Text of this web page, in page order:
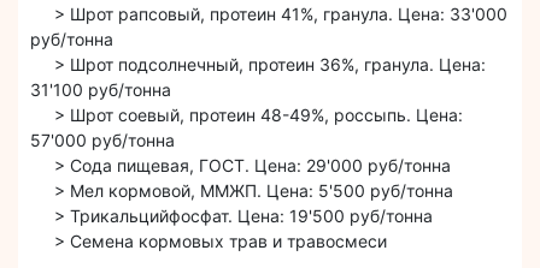
> Шрот рапсовый, протеин 41%, гранула. Цена: 33'000
руб/тонна
> Шрот подсолнечный, протеин 36%, гранула. Цена:
31'100 руб/тонна
> Шрот соевый, протеин 48-49%, россыпь. Цена:
57'000 руб/тонна
> Сода пищевая, ГОСТ. Цена: 29'000 руб/тонна
> Мел кормовой, ММЖП. Цена: 5'500 руб/тонна
> Трикальцийфосфат. Цена: 19'500 руб/тонна
> Семена кормовых трав и травосмеси